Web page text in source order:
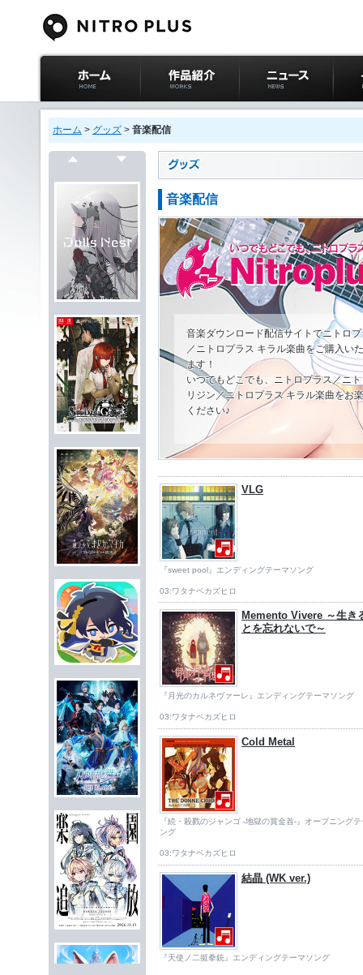
ニトロプラス公式
サイト ホーム
作品紹介 ニュース イベ
ホーム > グッズ > 音楽配信
音楽配信
音楽ダウンロード配信サイトでニトロ
／ニトロプラス キラル楽曲をご購入い
ます！
いつでもどこでも、ニトロプラス／ニ
リジン／ニトロプラス キラル楽曲をお
ください♪
VLG
『sweet pool』エンディングテーマソング
03:ワタナベカズヒロ
Memento Vivere ～生き
とを忘れないで～
『月光のカルネヴァーレ』エンディングテーマソング
03:ワタナベカズヒロ
Cold Metal
『続・殺戮のジャンゴ -地獄の賞金首-』オープニング
ング
03:ワタナベカズヒロ
結晶 (WK ver.)
『天使ノ二挺拳銃』エンディングテーマソング